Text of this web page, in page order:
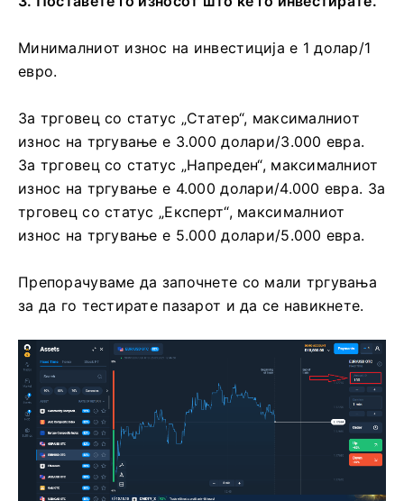
Минималниот износ на инвестиција е 1 долар/1
евро.
За трговец со статус „Статер“, максималниот
износ на тргување е 3.000 долари/3.000 евра.
За трговец со статус „Напреден“, максималниот
износ на тргување е 4.000 долари/4.000 евра. За
трговец со статус „Експерт“, максималниот
износ на тргување е 5.000 долари/5.000 евра.
Препорачуваме да започнете со мали тргувања
за да го тестирате пазарот и да се навикнете.